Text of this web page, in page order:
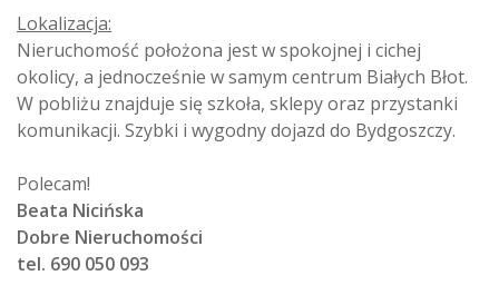
Lokalizacja:
Nieruchomość położona jest w spokojnej i cichej
okolicy, a jednocześnie w samym centrum Białych Błot.
W pobliżu znajduje się szkoła, sklepy oraz przystanki
komunikacji. Szybki i wygodny dojazd do Bydgoszczy.
Polecam!
Beata Nicińska
Dobre Nieruchomości
tel. 690 050 093